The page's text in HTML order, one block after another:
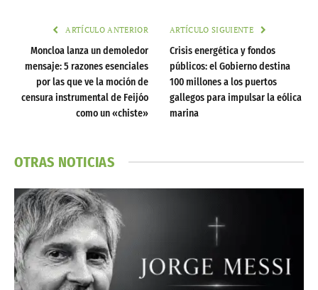
ARTÍCULO ANTERIOR
Moncloa lanza un demoledor
mensaje: 5 razones esenciales
por las que ve la moción de
censura instrumental de Feijóo
como un «chiste»
ARTÍCULO SIGUIENTE
Crisis energética y fondos
públicos: el Gobierno destina
100 millones a los puertos
gallegos para impulsar la eólica
marina
OTRAS NOTICIAS